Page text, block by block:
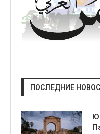
ПОСЛЕДНИЕ